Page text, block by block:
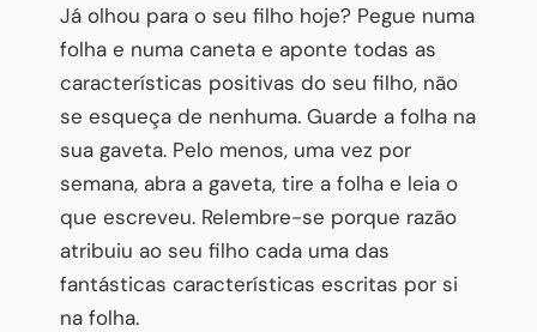
Já olhou para o seu filho hoje? Pegue numa
folha e numa caneta e aponte todas as
características positivas do seu filho, não
se esqueça de nenhuma. Guarde a folha na
sua gaveta. Pelo menos, uma vez por
semana, abra a gaveta, tire a folha e leia o
que escreveu. Relembre-se porque razão
atribuiu ao seu filho cada uma das
fantásticas características escritas por si
na folha.